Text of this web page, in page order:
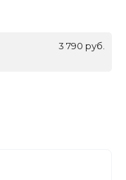
3 790 руб.